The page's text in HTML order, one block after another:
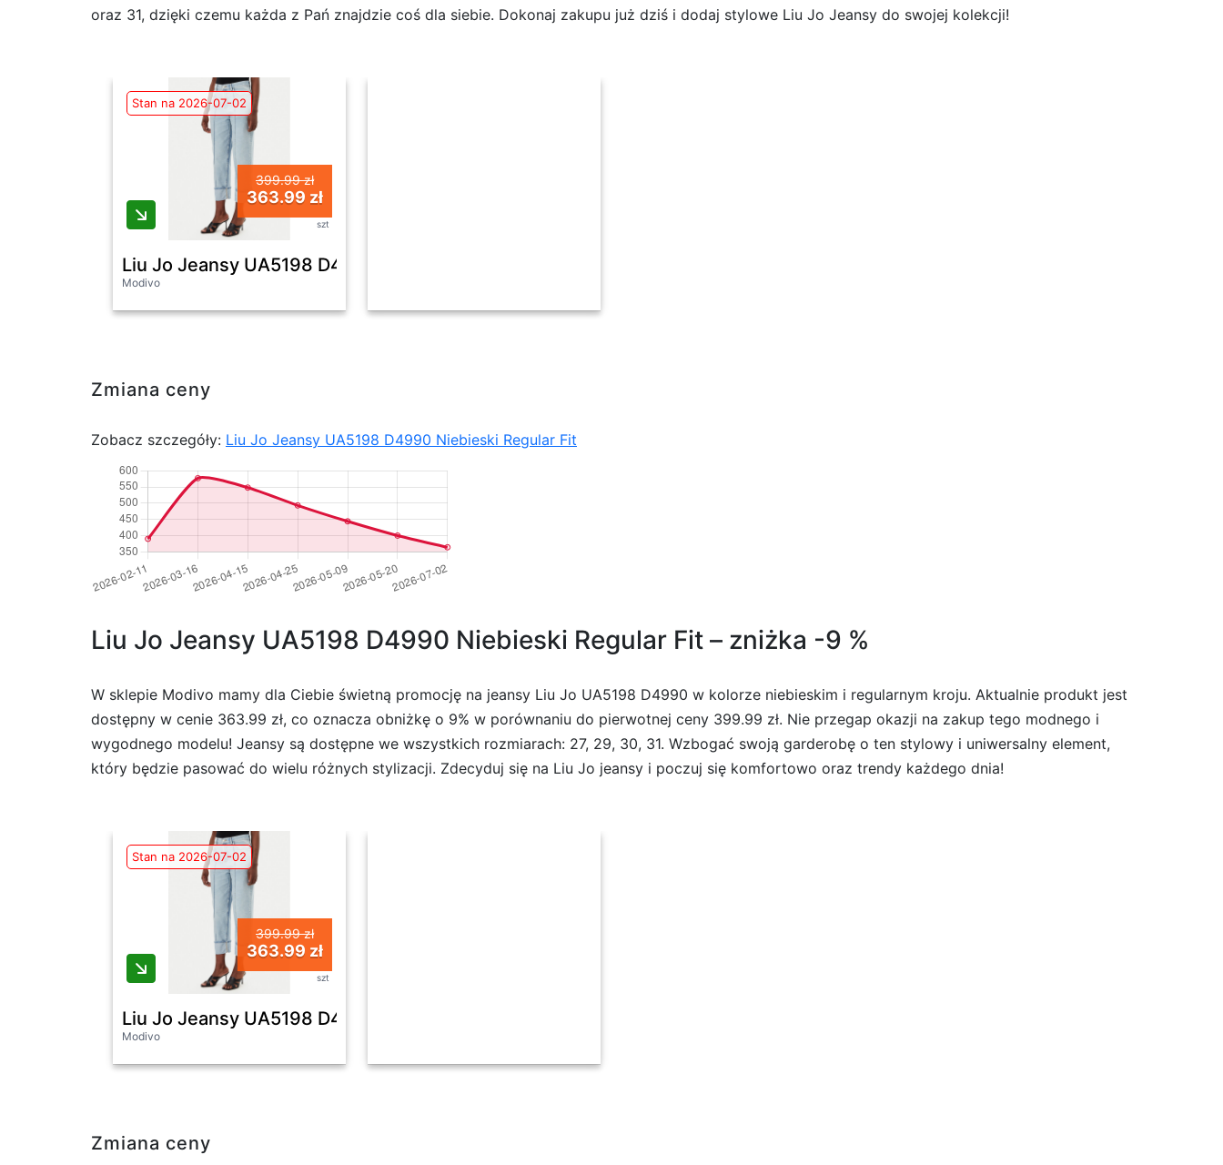
oraz 31, dzięki czemu każda z Pań znajdzie coś dla siebie. Dokonaj zakupu już dziś i dodaj stylowe Liu Jo Jeansy do swojej kolekcji!
Stan na 2026-07-02
399.99 zł
363.99 zł
szt
Liu Jo Jeansy UA5198 D4990 Niebieski Regular Fit
Modivo
Zmiana ceny
Zobacz szczegóły: Liu Jo Jeansy UA5198 D4990 Niebieski Regular Fit
Liu Jo Jeansy UA5198 D4990 Niebieski Regular Fit – zniżka -9 %
W sklepie Modivo mamy dla Ciebie świetną promocję na jeansy Liu Jo UA5198 D4990 w kolorze niebieskim i regularnym kroju. Aktualnie produkt jest
dostępny w cenie 363.99 zł, co oznacza obniżkę o 9% w porównaniu do pierwotnej ceny 399.99 zł. Nie przegap okazji na zakup tego modnego i
wygodnego modelu! Jeansy są dostępne we wszystkich rozmiarach: 27, 29, 30, 31. Wzbogać swoją garderobę o ten stylowy i uniwersalny element,
który będzie pasować do wielu różnych stylizacji. Zdecyduj się na Liu Jo jeansy i poczuj się komfortowo oraz trendy każdego dnia!
Stan na 2026-07-02
399.99 zł
363.99 zł
szt
Liu Jo Jeansy UA5198 D4990 Niebieski Regular Fit
Modivo
Zmiana ceny